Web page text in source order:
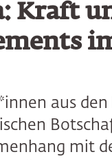
Kraft
aus
mit